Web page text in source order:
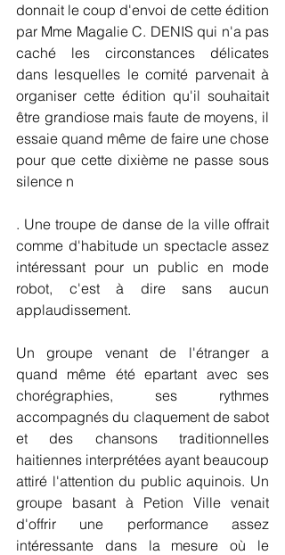
donnait le coup d'envoi de cette édition
par Mme Magalie C. DENIS qui n'a pas
caché les circonstances délicates
dans lesquelles le comité parvenait à
organiser cette édition qu'il souhaitait
être grandiose mais faute de moyens, il
essaie quand même de faire une chose
pour que cette dixième ne passe sous
silence n
. Une troupe de danse de la ville offrait
comme d'habitude un spectacle assez
intéressant pour un public en mode
robot, c'est à dire sans aucun
applaudissement.
Un groupe venant de l'étranger a
quand même été epartant avec ses
chorégraphies, ses rythmes
accompagnés du claquement de sabot
et des chansons traditionnelles
haitiennes interprétées ayant beaucoup
attiré l'attention du public aquinois. Un
groupe basant à Petion Ville venait
d'offrir une performance assez
intéressante dans la mesure où le